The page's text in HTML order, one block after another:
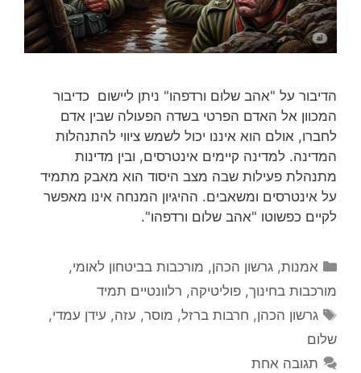
הדיבור על "אהב שלום ורדפהו" ניתן ליישום כדיבור
המכוון אל האדם הפרטי בשדה הפעולה שבין אדם
לחברו, אולם הוא איננו יכול לשמש ציווי להתנהלות
המדינה. למדינה קיימים אינטרסים, ובין מדינות
מתנהלת פעילות שבה מצב היסוד הוא מאבק מתמיד
על אינטרסים ומשאבים. ההיגיון המנחה אינו מאפשר
לקיים כפשוטו "אהב שלום ורדפהו".
קטגוריות
אמנות,גרשון הכהן, מורכבות בביטחון לאומי,
מורכבות בחינוך, פוליטיקה, רלוונטיים תמיד
תגיות
גרשון הכהן, חרבות ברזל, מוסר, עזה, עידן עמדי,
שלום
תגובה אחת